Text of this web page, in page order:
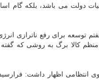
هیات دولت می باشد، بلکه
توسعه برای رفع ناترازی
کالا برگ به روشی که
اظهار داشت: